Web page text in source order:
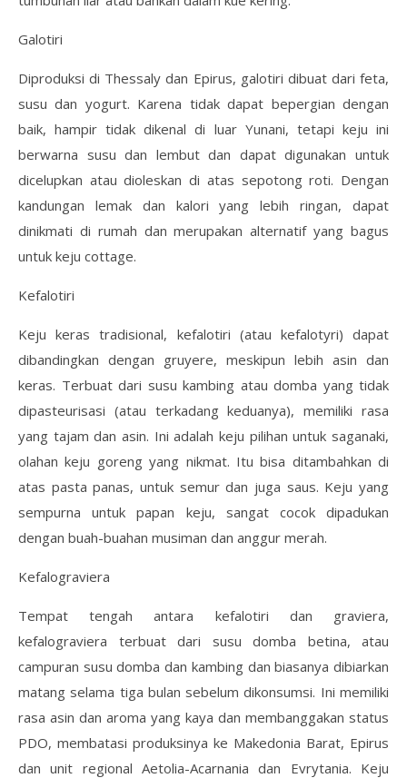
Galotiri
Diproduksi di Thessaly dan Epirus, galotiri dibuat dari feta,
susu dan yogurt. Karena tidak dapat bepergian dengan
baik, hampir tidak dikenal di luar Yunani, tetapi keju ini
berwarna susu dan lembut dan dapat digunakan untuk
dicelupkan atau dioleskan di atas sepotong roti. Dengan
kandungan lemak dan kalori yang lebih ringan, dapat
dinikmati di rumah dan merupakan alternatif yang bagus
untuk keju cottage.
Kefalotiri
Keju keras tradisional, kefalotiri (atau kefalotyri) dapat
dibandingkan dengan gruyere, meskipun lebih asin dan
keras. Terbuat dari susu kambing atau domba yang tidak
dipasteurisasi (atau terkadang keduanya), memiliki rasa
yang tajam dan asin. Ini adalah keju pilihan untuk saganaki,
olahan keju goreng yang nikmat. Itu bisa ditambahkan di
atas pasta panas, untuk semur dan juga saus. Keju yang
sempurna untuk papan keju, sangat cocok dipadukan
dengan buah-buahan musiman dan anggur merah.
Kefalograviera
Tempat tengah antara kefalotiri dan graviera,
kefalograviera terbuat dari susu domba betina, atau
campuran susu domba dan kambing dan biasanya dibiarkan
matang selama tiga bulan sebelum dikonsumsi. Ini memiliki
rasa asin dan aroma yang kaya dan membanggakan status
PDO, membatasi produksinya ke Makedonia Barat, Epirus
dan unit regional Aetolia-Acarnania dan Evrytania. Keju